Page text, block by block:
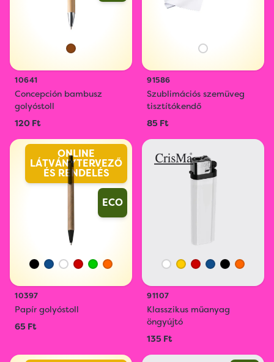
10641
Concepción bambusz
golyóstoll
120 Ft
91586
Szublimációs szemüveg
tisztítókendő
85 Ft
ONLINE
LÁTVÁNYTERVEZŐ
ÉS RENDELÉS
ECO
10397
Papír golyóstoll
65 Ft
91107
Klasszikus műanyag
öngyújtó
135 Ft